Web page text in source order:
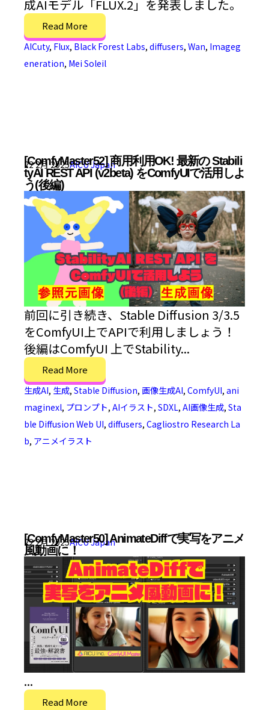
成AIモデル「FLUX.2」を発表しました。
Read More
AICuty, Flux, Black Forest Labs, diffusers, Wan, Imageg
eneration, Mei Soleil
[ComfyMaster52] 商用利用OK! 最新の Stabili
tyAI REST API (v2beta) をComfyUIで活用しよ
う(後編)
22 2月 2025AICU Japan
前回に引き続き、Stable Diffusion 3/3.5
をComfyUI上でAPIで利用しましょう！
後編はComfyUI 上でStability...
Read More
生成AI, 生成, Stable Diffusion, 画像生成AI, ComfyUI, ani
maginexl, プロンプト, AIイラスト, SDXL, AI画像生成, Sta
ble Diffusion Web UI, diffusers, Cagliostro Research La
b, アニメイラスト
[ComfyMaster50] AnimateDiffで実写をアニメ
風動画に！
22 2月 2025AICU Japan
...
Read More